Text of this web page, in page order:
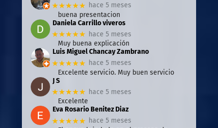
★★★★★ hace 5 meses
buena presentacion
Daniela Carrillo viveros
★★★★★ hace 5 meses
Muy buena explicación
Luis Miguel Chancay Zambrano
★★★★★ hace 5 meses
Excelente servicio. Muy buen servicio
J S
★★★★★ hace 5 meses
Excelente
Eva Rosario Benitez Diaz
★★★★★ hace 5 meses